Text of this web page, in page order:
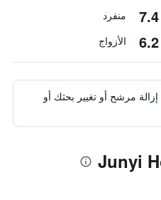
7.4 منفرد
6.2 الأزواج
مرشح أو تغيير بحثك أو